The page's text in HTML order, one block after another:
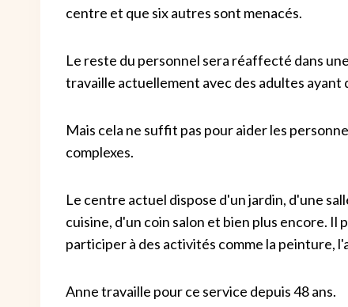
centre et que six autres sont menacés.
Le reste du personnel sera réaffecté dans
travaille actuellement avec des adultes
Mais cela ne suffit pas pour aider les
complexes.
Le centre actuel dispose d'un jardin, d'une
cuisine, d'un coin salon et bien plus encore.
participer à des activités comme la peinture,
Anne travaille pour ce service depuis 48 ans.